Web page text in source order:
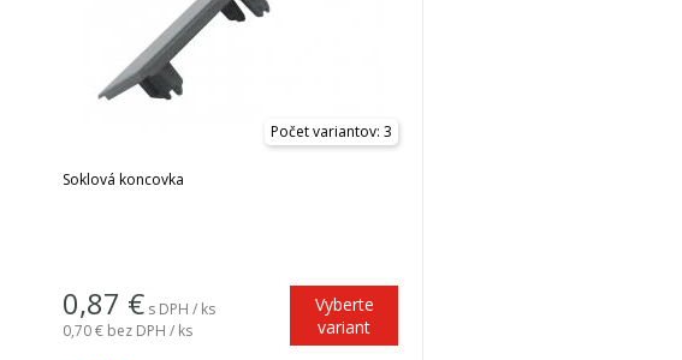
Počet variantov: 3
Soklová koncovka
0,87 € s DPH / ks
0,70 € bez DPH / ks
Vyberte
variant